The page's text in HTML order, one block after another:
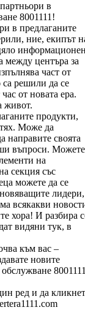
в
8001111!
в предлаганите
ние, екипът
между центъра за
част от
са решили да се
от новата ера.
живот.
продукти,
Може да
направите своята
въпроси. Можете
на
секция със
можете да се
лидери,
всякакви
хора! И разбира
видяни тук, в
към вас –
новите
ред и да